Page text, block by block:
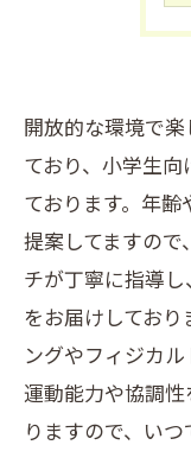
開放的な環境で
ており、小学生
ております。年
提案してますの
チが丁寧に指導
をお届けしてお
ングやフィジカ
運動能力や協調
りますので、いつ